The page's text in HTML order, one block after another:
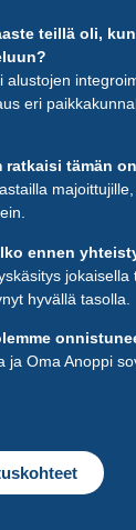
teillä oli,
alustojen
eri
ratkaisi tämän
ennen
jokaisella
hyvällä tasolla.
ja Oma Anoppi